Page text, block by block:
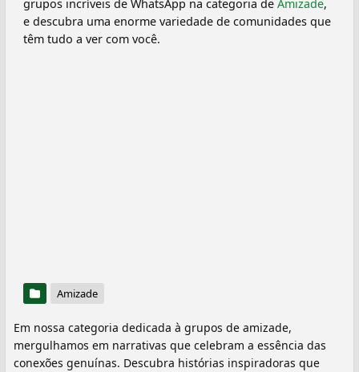
grupos incríveis de WhatsApp na categoria de Amizade,
e descubra uma enorme variedade de comunidades que
têm tudo a ver com você.
Amizade
Em nossa categoria dedicada à grupos de amizade,
mergulhamos em narrativas que celebram a essência das
conexões genuínas. Descubra histórias inspiradoras que